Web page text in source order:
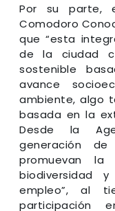
Por su parte,
Comodoro
que “esta
de la ciudad
sostenible
avance
ambiente, algo
basada en la
Desde la
generación
promuevan
biodiversidad
empleo”, al
participación